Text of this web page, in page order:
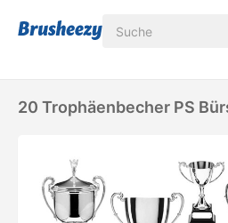
20 Trophäenbecher PS